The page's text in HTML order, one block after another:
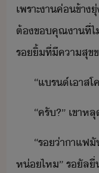
เพราะ​า​ค่ข้า
ต้​ขคุณ​า​ที่​ไ่​
ริ้​ที่​ีคาสุข​
“​แร์​เาส​
“​ครั​?​”​ ​เขา​ห
“​ร​่า​าแ
ห่​ไห​”​ ​รัล​ื่